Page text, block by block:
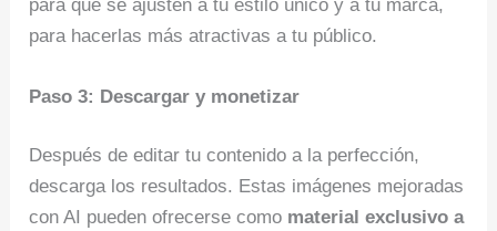
para que se ajusten a tu estilo único y a tu marca,
para hacerlas más atractivas a tu público.
Paso 3: Descargar y monetizar
Después de editar tu contenido a la perfección,
descarga los resultados. Estas imágenes mejoradas
con AI pueden ofrecerse como material exclusivo a